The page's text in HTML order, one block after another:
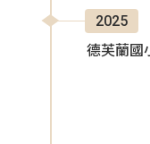
2025
德芙蘭國